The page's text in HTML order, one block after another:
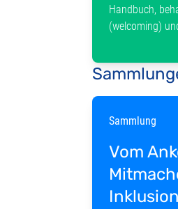
Handbuch,
(welcoming)
Sammlung
Vom